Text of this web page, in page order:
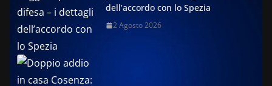
dell’accordo con lo Spezia
2 Agosto 2026